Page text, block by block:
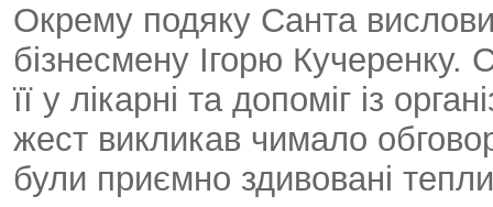
Окрему подяку Санта
бізнесмену Ігорю Кучеренку.
її у лікарні та допоміг із
жест викликав чимало
були приємно здивовані